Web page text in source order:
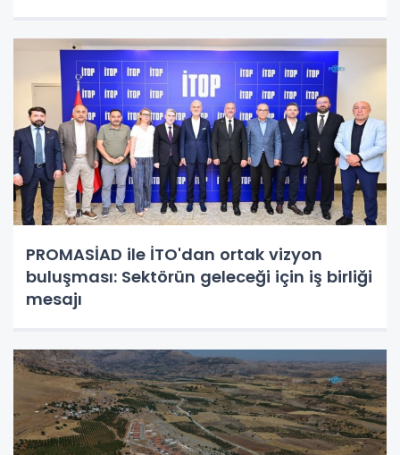
PROMASİAD ile İTO'dan ortak vizyon
buluşması: Sektörün geleceği için iş birliği
mesajı